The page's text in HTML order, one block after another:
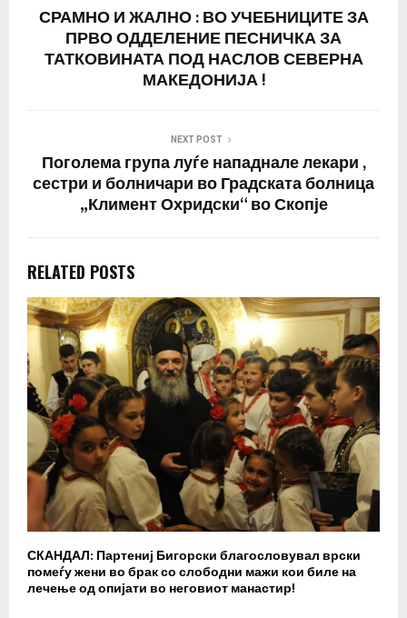
СРАМНО И ЖАЛНО : ВО УЧЕБНИЦИТЕ ЗА
ПРВО ОДДЕЛЕНИЕ ПЕСНИЧКА ЗА
ТАТКОВИНАТА ПОД НАСЛОВ СЕВЕРНА
МАКЕДОНИЈА !
NEXT POST
Поголема група луѓе нападнале лекари ,
сестри и болничари во Градската болница
„Климент Охридски“ во Скопје
RELATED POSTS
СКАНДАЛ: Партениј Бигорски благословувал врски
помеѓу жени во брак со слободни мажи кои биле на
лечење од опијати во неговиот манастир!